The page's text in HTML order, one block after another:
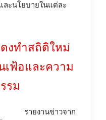
ละนโยบายในแต่ละ
งทำสถิติใหม่
เฟ้อและความ
รม
รายงานข่าวจาก